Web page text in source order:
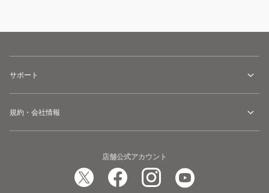
サポート
規約・会社情報
店舗公式アカウント